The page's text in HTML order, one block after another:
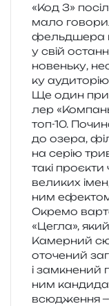
«Код 3»
мало
фельд­ше­ра
у свій
новень­ку,
ку
Ще один
лер
топ-10.
до озера,
на серію
такі
вели­ких
ним
Окремо
«Цегла»,
Камерний
ото­че­ний
і замкне­ний
ним
всю­дже­н­ня